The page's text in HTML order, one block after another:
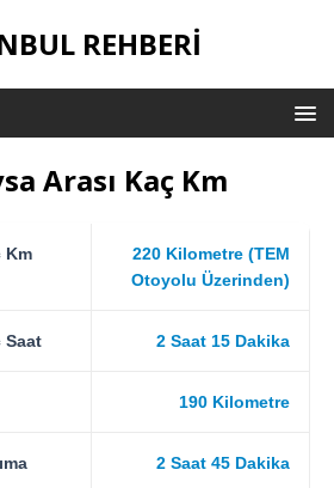
REHBERI
Arası Kaç Km
Km
220 Kilometre (TEM
Otoyolu Üzerinden)
Saat 2 Saat 15 Dakika
190 Kilometre
2 Saat 45 Dakika